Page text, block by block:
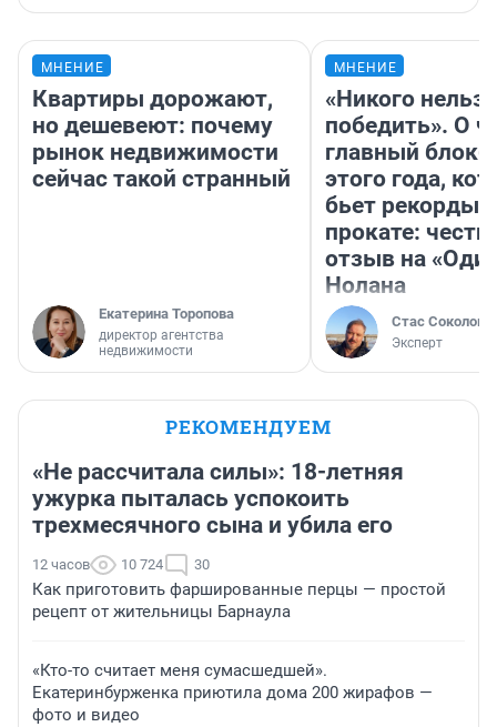
МНЕНИЕ
Квартиры дорожают,
но дешевеют: почему
рынок недвижимости
сейчас такой странный
Екатерина Торопова
директор агентства
недвижимости
МНЕНИЕ
«Никого нельзя
победить». О
главный
этого года,
бьет рекорды в
прокате:
отзыв на
Нолана
Стас Соколов
Эксперт
РЕКОМЕНДУЕМ
«Не рассчитала силы»: 18-летняя
ужурка пыталась успокоить
трехмесячного сына и убила его
12 часов 10 724 30
Как приготовить фаршированные перцы — простой
рецепт от жительницы Барнаула
«Кто-то считает меня сумасшедшей».
Екатеринбурженка приютила дома 200 жирафов —
фото и видео